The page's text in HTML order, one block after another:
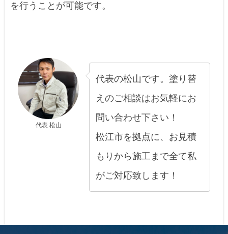
を行うことが可能です。
代表 松山
代表の松山です。塗り替
えのご相談はお気軽にお
問い合わせ下さい！
松江市を拠点に、お見積
もりから施工まで全て私
がご対応致します！